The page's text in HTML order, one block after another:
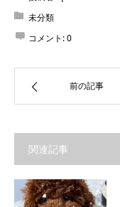
未分類
コメント:0
前の記事
関連記事